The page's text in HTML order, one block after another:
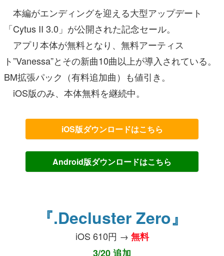
本編がエンディングを迎える大型アップデート
「Cytus II 3.0」が公開された記念セール。
アプリ本体が無料となり、無料アーティス
ト”Vanessa”とその新曲10曲以上が導入されている。
BM拡張パック（有料追加曲）も値引き。
iOS版のみ、本体無料を継続中。
iOS版ダウンロードはこちら
Android版ダウンロードはこちら
『.Decluster Zero』
iOS 610円 → 無料
3/20 追加